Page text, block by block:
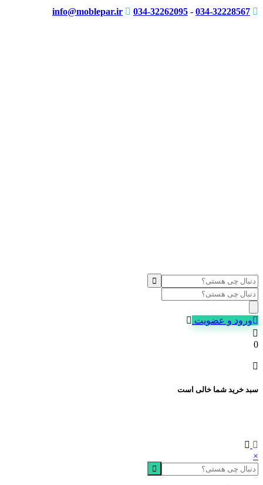
info@moblepar.ir 034-32262095 - 034-32228567
Products
search
ورود و عضویت
0
سبد خرید شما خالی است
×